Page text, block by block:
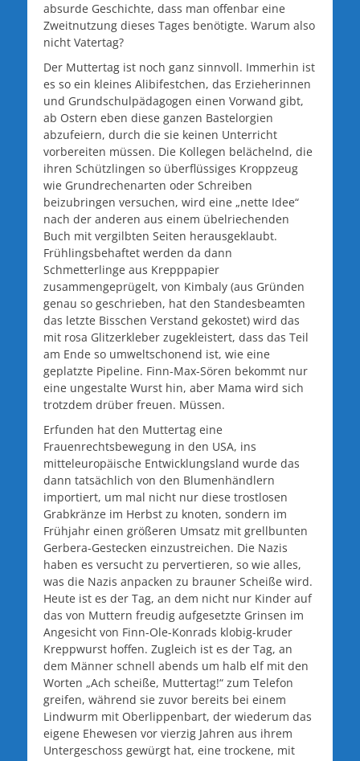
absurde Geschichte, dass man offenbar eine
Zweitnutzung dieses Tages benötigte. Warum also
nicht Vatertag?
Der Muttertag ist noch ganz sinnvoll. Immerhin ist
es so ein kleines Alibifestchen, das Erzieherinnen
und Grundschulpädagogen einen Vorwand gibt,
ab Ostern eben diese ganzen Bastelorgien
abzufeiern, durch die sie keinen Unterricht
vorbereiten müssen. Die Kollegen belächelnd, die
ihren Schützlingen so überflüssiges Kroppzeug
wie Grundrechenarten oder Schreiben
beizubringen versuchen, wird eine „nette Idee“
nach der anderen aus einem übelriechenden
Buch mit vergilbten Seiten herausgeklaubt.
Frühlingsbehaftet werden da dann
Schmetterlinge aus Krepppapier
zusammengeprügelt, von Kimbaly (aus Gründen
genau so geschrieben, hat den Standesbeamten
das letzte Bisschen Verstand gekostet) wird das
mit rosa Glitzerkleber zugekleistert, dass das Teil
am Ende so umweltschonend ist, wie eine
geplatzte Pipeline. Finn-Max-Sören bekommt nur
eine ungestalte Wurst hin, aber Mama wird sich
trotzdem drüber freuen. Müssen.
Erfunden hat den Muttertag eine
Frauenrechtsbewegung in den USA, ins
mitteleuropäische Entwicklungsland wurde das
dann tatsächlich von den Blumenhändlern
importiert, um mal nicht nur diese trostlosen
Grabkränze im Herbst zu knoten, sondern im
Frühjahr einen größeren Umsatz mit grellbunten
Gerbera-Gestecken einzustreichen. Die Nazis
haben es versucht zu pervertieren, so wie alles,
was die Nazis anpacken zu brauner Scheiße wird.
Heute ist es der Tag, an dem nicht nur Kinder auf
das von Muttern freudig aufgesetzte Grinsen im
Angesicht von Finn-Ole-Konrads klobig-kruder
Kreppwurst hoffen. Zugleich ist es der Tag, an
dem Männer schnell abends um halb elf mit den
Worten „Ach scheiße, Muttertag!“ zum Telefon
greifen, während sie zuvor bereits bei einem
Lindwurm mit Oberlippenbart, der wiederum das
eigene Ehewesen vor vierzig Jahren aus ihrem
Untergeschoss gewürgt hat, eine trockene, mit